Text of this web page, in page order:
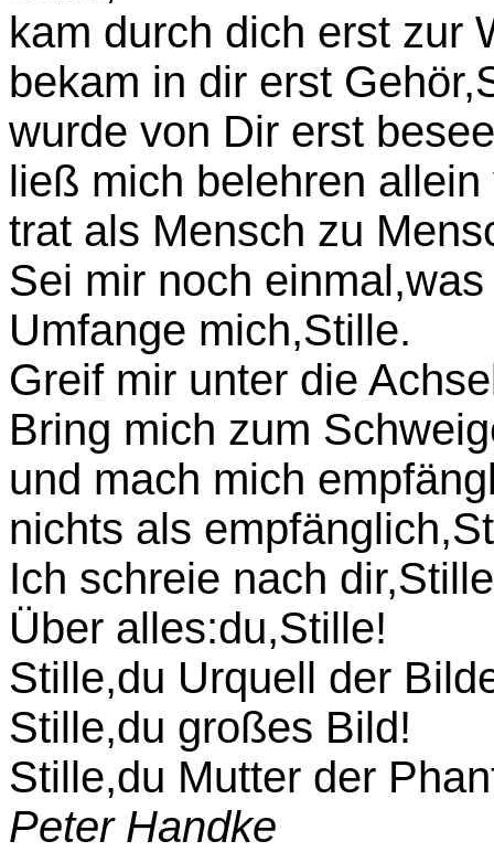
kam durch dich erst zur
bekam in dir erst
wurde von Dir erst
ließ mich belehren
trat als Mensch zu
Sei mir noch
Umfange mich,Stille.
Greif mir unter die
Bring mich zum
und mach mich
nichts als
Ich schreie nach
Über alles:du,Stille!
Stille,du Urquell der
Stille,du großes Bild!
Stille,du Mutter der
Peter Handke